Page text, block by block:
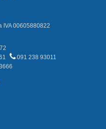
IVA 00605880822
091 238 93011